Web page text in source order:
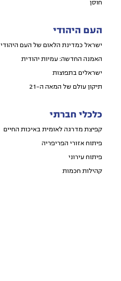
חוסן
העם היהודי
ישראל כמדינת הלאום של העם היהודי
האמנה החדשה: עמיות יהודית
ישראלים בתפוצות
תיקון עולם של המאה ה-21
כלכלי חברתי
קפיצת מדרגה לאומית באיכות החיים
פיתוח אזורי הפריפריה
פיתוח עירוני
קהילות חכמות